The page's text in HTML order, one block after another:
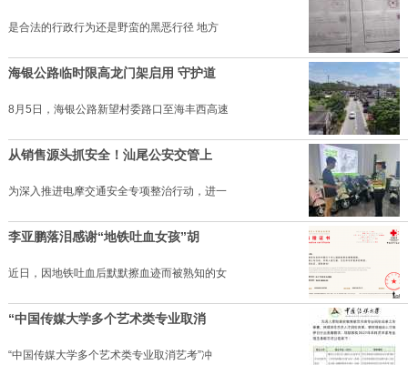
是合法的行政行为还是野蛮的黑恶行径 地方
海银公路临时限高龙门架启用 守护道
8月5日，海银公路新望村委路口至海丰西高速
从销售源头抓安全！汕尾公安交管上
为深入推进电摩交通安全专项整治行动，进一
李亚鹏落泪感谢“地铁吐血女孩”胡
近日，因地铁吐血后默默擦血迹而被熟知的女
“中国传媒大学多个艺术类专业取消
“中国传媒大学多个艺术类专业取消艺考”冲